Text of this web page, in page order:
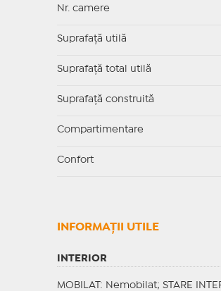
Nr. camere
Suprafaţă utilă
Suprafaţă total utilă
Suprafaţă construită
Compartimentare
Confort
INFORMAŢII UTILE
INTERIOR
MOBILAT : Nemobilat; STARE